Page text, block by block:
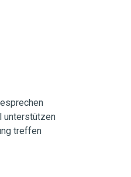
unterstützen
treffen